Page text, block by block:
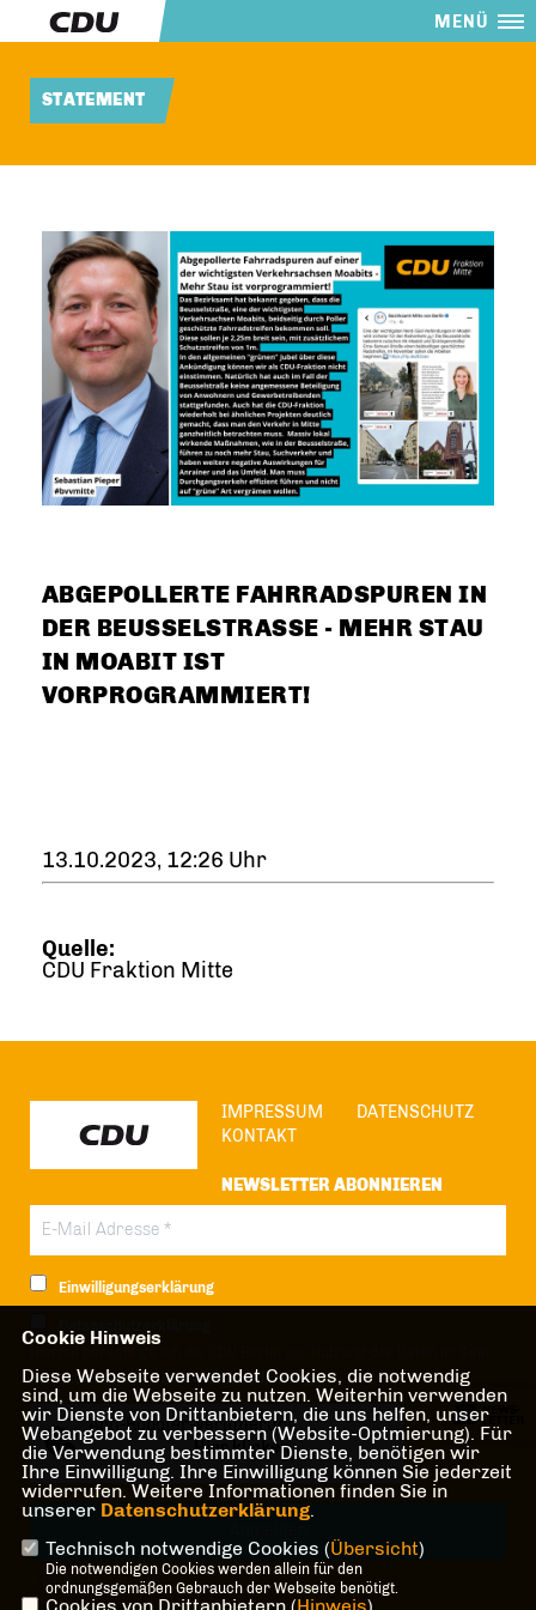
MENÜ
STATEMENT
ABGEPOLLERTE FAHRRADSPUREN IN
DER BEUSSELSTRASSE - MEHR STAU I
N MOABIT IST V
ORPROGRAMMIERT!
13.10.2023, 12:26 Uhr
Quelle:
CDU Fraktion Mitte
IMPRESSUM
DATENSCHUTZ
KONTAKT
NEWSLETTER ABONNIEREN
Einwilligungserklärung
der nachfolgenden Datenschutzerklärung.*
Anti-Roboter-Verifizierung
Hier klicken
Friendly Captcha ⇗
* Pflichtfeld!
Cookie Hinweis
Diese Webseite verwendet Cookies, die notwendig
sind, um die Webseite zu nutzen. Weiterhin verwenden
wir Dienste von Drittanbietern, die uns helfen, unser
Webangebot zu verbessern (Website-Optmierung). Für
die Verwendung bestimmter Dienste, benötigen wir
Ihre Einwilligung. Ihre Einwilligung können Sie jederzeit
widerrufen. Weitere Informationen finden Sie in
unserer Datenschutzerklärung.
Technisch notwendige Cookies (Übersicht)
Die notwendigen Cookies werden allein für den
ordnungsgemäßen Gebrauch der Webseite benötigt.